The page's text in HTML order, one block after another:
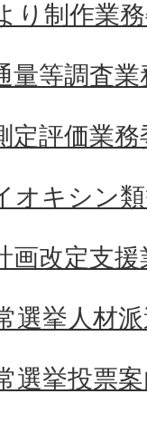
り制作業
量等調査業
定評価業務
オキシン
画改定支
選挙人材
選挙投票